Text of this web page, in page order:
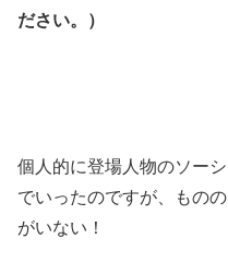
ださい。）
個人的に登場人物のソー
でいったのですが、もの
がいない！